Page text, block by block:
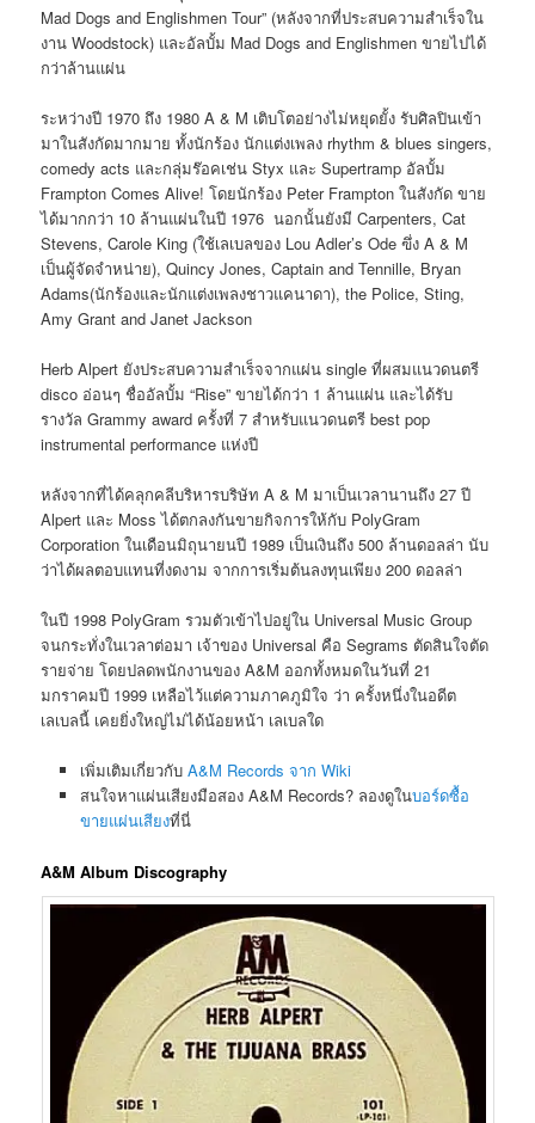
Mad Dogs and Englishmen Tour” (หลังจากที่ประสบความสำเร็จใน
งาน Woodstock) และอัลบั้ม Mad Dogs and Englishmen ขายไปได้
กว่าล้านแผ่น
ระหว่างปี 1970 ถึง 1980 A & M เติบโตอย่างไม่หยุดยั้ง รับศิลปินเข้า
มาในสังกัดมากมาย ทั้งนักร้อง นักแต่งเพลง rhythm & blues singers,
comedy acts และกลุ่มร๊อคเช่น Styx และ Supertramp อัลบั้ม
Frampton Comes Alive! โดยนักร้อง Peter Frampton ในสังกัด ขาย
ได้มากกว่า 10 ล้านแผ่นในปี 1976 นอกนั้นยังมี Carpenters, Cat
Stevens, Carole King (ใช้เลเบลของ Lou Adler’s Ode ฃึ่ง A & M
เป็นผู้จัดจำหน่าย), Quincy Jones, Captain and Tennille, Bryan
Adams(นักร้องและนักแต่งเพลงชาวแคนาดา), the Police, Sting,
Amy Grant and Janet Jackson
Herb Alpert ยังประสบความสำเร็จจากแผ่น single ที่ผสมแนวดนตรี
disco อ่อนๆ ชื่ออัลบั้ม “Rise” ขายได้กว่า 1 ล้านแผ่น และได้รับ
รางวัล Grammy award ครั้งที่ 7 สำหรับแนวดนตรี best pop
instrumental performance แห่งปี
หลังจากที่ได้คลุกคลีบริหารบริษัท A & M มาเป็นเวลานานถึง 27 ปี
Alpert และ Moss ได้ตกลงกันขายกิจการให้กับ PolyGram
Corporation ในเดือนมิถุนายนปี 1989 เป็นเงินถึง 500 ล้านดอลล่า นับ
ว่าได้ผลตอบแทนที่งดงาม จากการเริ่มต้นลงทุนเพียง 200 ดอลล่า
ในปี 1998 PolyGram รวมตัวเข้าไปอยู่ใน Universal Music Group
จนกระทั่งในเวลาต่อมา เจ้าของ Universal คือ Segrams ตัดสินใจตัด
รายจ่าย โดยปลดพนักงานของ A&M ออกทั้งหมดในวันที่ 21
มกราคมปี 1999 เหลือไว้แต่ความภาคภูมิใจ ว่า ครั้งหนึ่งในอดีต
เลเบลนี้ เคยยิ่งใหญ่ไม่ได้น้อยหน้า เลเบลใด
เพิ่มเติมเกี่ยวกับ A&M Records จาก Wiki
สนใจหาแผ่นเสียงมือสอง A&M Records? ลองดูในบอร์ดซื้อ
ขายแผ่นเสียงที่นี่
A&M Album Discography